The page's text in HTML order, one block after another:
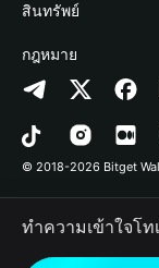
ศูนย์ช่วยเหลือ
ติดต่อเรา
ทรัพยากรข้อมูลของ
อาชีพ
Crypto Swap API
Altcoin Season
Prediction Markets
DApp
RWA
Bitget Wallet Pay
ลิสต์โปรเจกต์
เทคโนโลยีความปลอ
ซื้อคริปโต
การตรวจจับการอนุญ
การตรวจจับสัญญา
การโอนเป็นชุด
สินทรัพย์
Arbitrum
Avalanche
Bitcoin
Polygon
กฎหมาย
นโยบายความเป็นส่
ข้อตกลงในการใช้บ
© 2018-2026 Bitget
ทำความเข้าใจโ